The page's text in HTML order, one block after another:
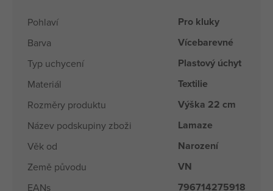
Pohlaví Pro kluky
Barva Vícebarevné
Typ uchycení Plastový úchyt
Materiál Textilie
Rozměry produktu Výška 22 cm
Název podskupiny zboži Lamaze
Věk od Narození
Země původu VN
EANs 796714275918